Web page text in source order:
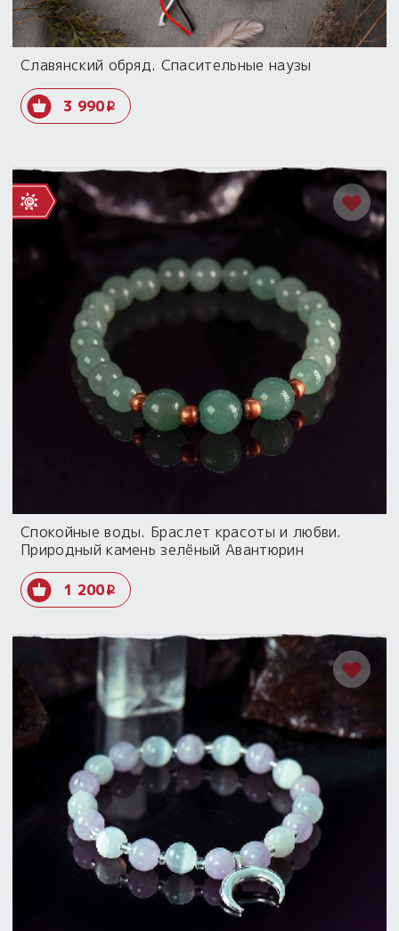
Славянский обряд. Спасительные наузы
3 990i
Спокойные воды. Браслет красоты и любви.
Природный камень зелёный Авантюрин
1 200i